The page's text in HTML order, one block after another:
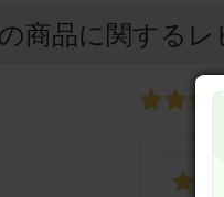
商品に関するレ